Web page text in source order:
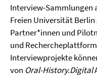
Interview-Sammlungen
Freien Universität
Partner*innen und
und
Interviewprojekte
von Oral-History.Digital